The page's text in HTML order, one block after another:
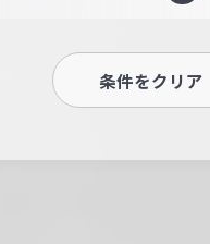
条件をクリア